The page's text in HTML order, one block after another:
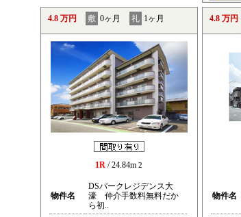
4.8 万円 敷 0ヶ月 礼 1ヶ月
1R / 24.84m 2
物件名
DSパークレジデンス大
濠 仲介手数料無料だか
ら初..
4.8 万円
物件名